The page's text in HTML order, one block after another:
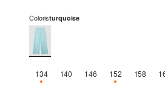
Coloristurquoise
134SEULEMENT 2 EN STOCK
140 146 152SEULEMENT 1
158